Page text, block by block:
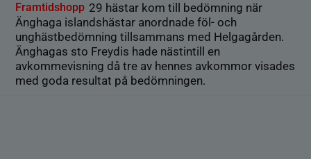
Framtidshopp 29 hästar kom till bedömning när
Änghaga islandshästar anordnade föl- och
unghästbedömning tillsammans med Helgagården.
Änghagas sto Freydis hade nästintill en
avkommevisning då tre av hennes avkommor visades
med goda resultat på bedömningen.